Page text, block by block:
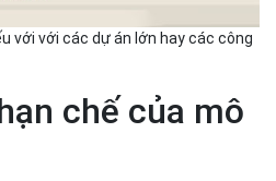
với với các dự án lớn hay các công
chế của mô